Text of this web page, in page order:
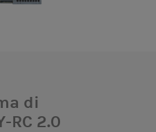
di
RC 2.0